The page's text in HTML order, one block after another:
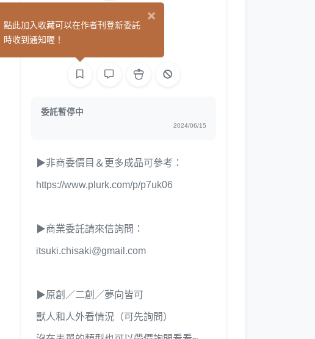
摸你樹
委託暫停中
2024/06/15
▶非商委價目＆更多成品可參考：
https://www.plurk.com/p/p7uk06
▶商業委託請來信詢問：
itsuki.chisaki@gmail.com
▶原創／二創／夢向皆可
獸人和人外看情況（可先詢問）
×
點此加入收藏可以在作者刊登新委託
時收到通知喔！